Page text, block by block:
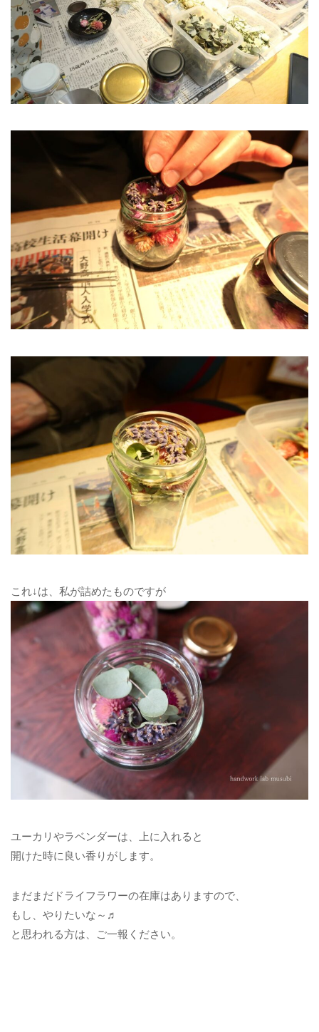
これ↓は、私が詰めたものですが
ユーカリやラベンダーは、上に入れると
開けた時に良い香りがします。
まだまだドライフラワーの在庫はありますので、
もし、やりたいな～♬
と思われる方は、ご一報ください。